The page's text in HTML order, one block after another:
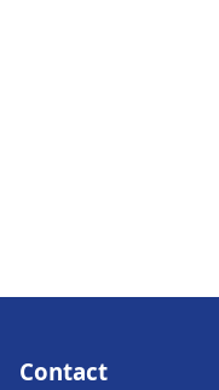
Contact